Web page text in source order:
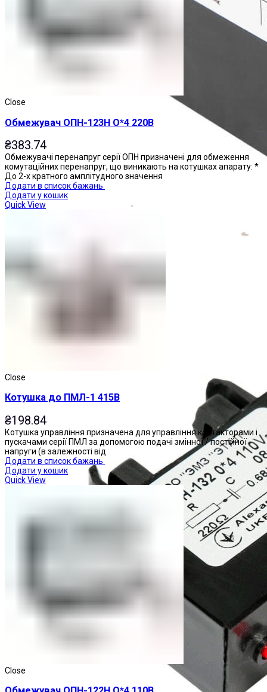
Close
Обмежувач ОПН-123Н О*4 220В
₴383.74
Обмежувачі перенапруг серії ОПН призначені для обмеження
комутаційних перенапруг, що виникають на котушках апарату: *
До 2-х кратного амплітудного значення
Додати в список бажань
Додати у кошик
Quick View
Close
Котушка до ПМЛ-1 415В
₴198.84
Котушка управління призначена для управління контакторами і
пускачами серії ПМЛ за допомогою подачі змінної / постійної
напруги (в залежності від
Додати в список бажань
Додати у кошик
Quick View
Close